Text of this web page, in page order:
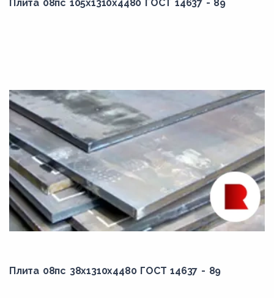
4650,00
4700,00
4800,00
4850,00
4880,00
4890,00
4900,00
4990,00
Плита 08пс 105x1310x4480 ГОСТ 14637 - 89
Плита 08пс 38x1310x4480 ГОСТ 14637 - 89